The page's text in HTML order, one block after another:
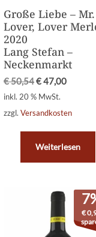
Große Liebe – Mr.
Lover, Lover
2020
Lang Stefan –
Neckenmarkt
€50,54€47,00
inkl. 20 % MwSt.
zzgl. Versandkosten
Weiterlesen
€